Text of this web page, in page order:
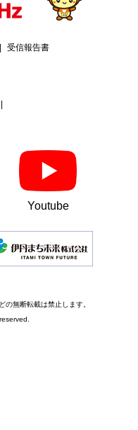
受信報告書
Youtube
の無断転載は禁止します。